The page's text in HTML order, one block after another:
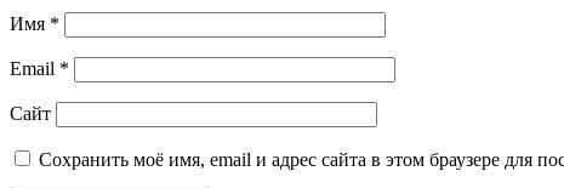
Имя *
Email *
Сайт
Сохранить моё имя, email и адрес сайта в этом браузере для